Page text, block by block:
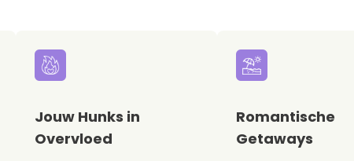
Jouw Hunks in
Overvloed
Romantische
Getaways